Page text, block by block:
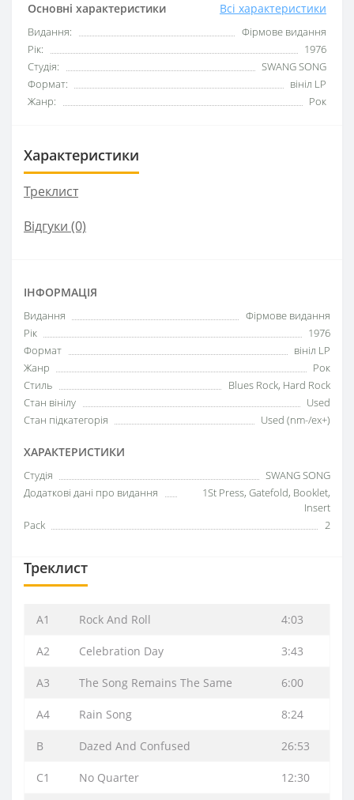
Основні характеристики Всі характеристики
Видання:
Фірмове видання
Рік:
1976
Студія:
SWANG SONG
Формат:
вініл LP
Жанр:
Рок
Характеристики
Треклист
Відгуки (0)
ІНФОРМАЦІЯ
Видання
Фірмове видання
Рік
1976
Формат
вініл LP
Жанр
Рок
Стиль
Blues Rock, Hard Rock
Стан вінілу
Used
Стан підкатегорія
Used (nm-/ex+)
ХАРАКТЕРИСТИКИ
Студія
SWANG SONG
Додаткові дані про видання
1St Press, Gatefold, Booklet,
Insert
Pack
2
Треклист
A1 Rock And Roll 4:03
A2 Celebration Day 3:43
A3 The Song Remains The Same 6:00
A4 Rain Song 8:24
B Dazed And Confused 26:53
C1 No Quarter 12:30